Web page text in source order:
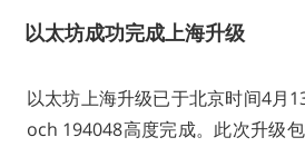
以太坊成功完成上海升级
以太坊上海升级已于北京时间4月
och 194048高度完成。此次升级